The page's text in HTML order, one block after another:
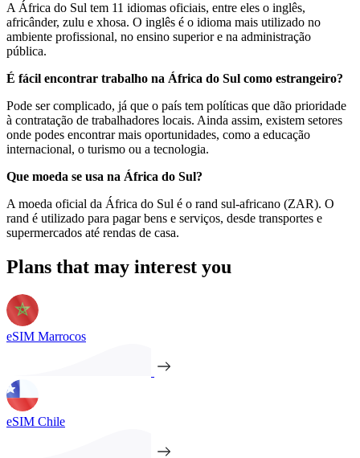
A África do Sul tem 11 idiomas oficiais, entre eles o inglês,
africânder, zulu e xhosa. O inglês é o idioma mais utilizado no
ambiente profissional, no ensino superior e na administração
pública.
É fácil encontrar trabalho na África do Sul como estrangeiro?
Pode ser complicado, já que o país tem políticas que dão prioridade
à contratação de trabalhadores locais. Ainda assim, existem setores
onde podes encontrar mais oportunidades, como a educação
internacional, o turismo ou a tecnologia.
Que moeda se usa na África do Sul?
A moeda oficial da África do Sul é o rand sul-africano (ZAR). O
rand é utilizado para pagar bens e serviços, desde transportes e
supermercados até rendas de casa.
Plans that may interest you
eSIM Marrocos
eSIM Chile